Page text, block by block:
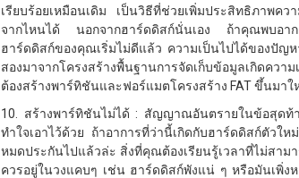
เรียบร้อยเหมือนเดิม เป็นวิธีที่ช่วยเพิ่มประสิทธิภาพค
จากไหนได้ นอกจากฮาร์ดดิสก์นั่นเอง ถ้าคุณพบอา
ฮาร์ดดิสก์ของคุณเริ่มไม่ดีแล้ว ความเป็นไปได้ของปัญ
สองมาจากโครงสร้างพื้นฐานการจัดเก็บข้อมูลเกิดคว
ต้องสร้างพาร์ทิชันและฟอร์แมตโครงสร้าง FAT ขึ้นมาใ
10. สร้างพาร์ทิชันไม่ได้ : สัญญาณอันตรายในข้อสุดท้
ทำใจเอาไว้ด้วย ถ้าอาการที่ว่านี้เกิดกับฮาร์ดดิสก์ตัวใ
หมดประกันไปแล้วล่ะ สิ่งที่คุณต้องเรียนรู้เวลาที่ไม่สาม
ควรอยู่ในวงแคบๆ เช่น ฮาร์ดดิสก์พังแน่ ๆ หรือมันเพิ่